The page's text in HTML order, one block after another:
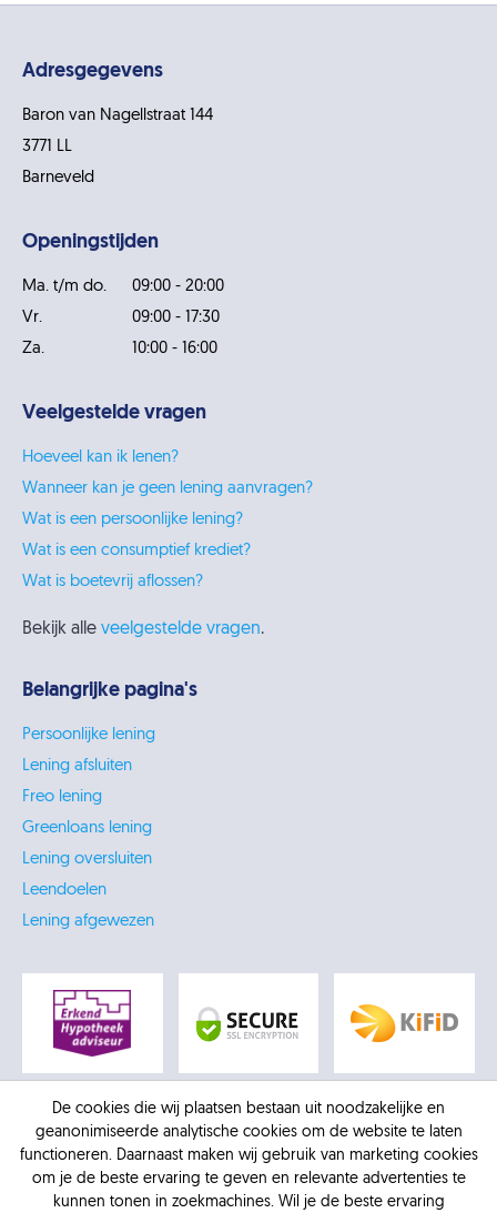
Adresgegevens
Baron van Nagellstraat 144
3771 LL
Barneveld
Openingstijden
Ma. t/m do.
09:00 - 20:00
Vr.
09:00 - 17:30
Za.
10:00 - 16:00
Veelgestelde vragen
Hoeveel kan ik lenen?
Wanneer kan je geen lening aanvragen?
Wat is een persoonlijke lening?
Wat is een consumptief krediet?
Wat is boetevrij aflossen?
Bekijk alle veelgestelde vragen.
Belangrijke pagina's
Persoonlijke lening
Lening afsluiten
Freo lening
Greenloans lening
Lening oversluiten
Leendoelen
Lening afgewezen
De cookies die wij plaatsen bestaan uit noodzakelijke en
geanonimiseerde analytische cookies om de website te laten
functioneren. Daarnaast maken wij gebruik van marketing cookies
om je de beste ervaring te geven en relevante advertenties te
kunnen tonen in zoekmachines. Wil je de beste ervaring